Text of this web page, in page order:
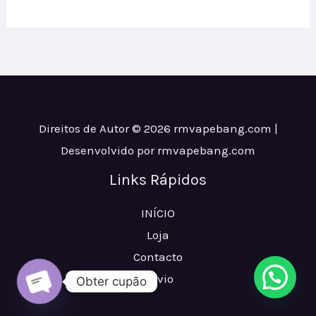
Direitos de Autor © 2026 rmvapebang.com |
Desenvolvido por rmvapebang.com
Links Rápidos
INÍCIO
Loja
Contacto
Envio
Obter cupão
ABRIR